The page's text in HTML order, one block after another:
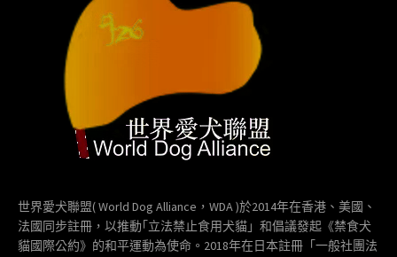
世界愛犬聯盟( World Dog Alliance，WDA )於2014年在香港、美國、
法國同步註冊，以推動｢立法禁止食用犬貓」和倡議發起《禁食犬
貓國際公約》的和平運動為使命。2018年在日本註冊「一般社團法